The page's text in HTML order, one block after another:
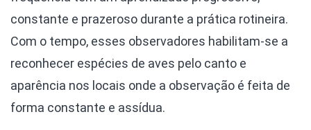
constante e prazeroso durante a prática rotineira.
Com o tempo, esses observadores habilitam-se a
reconhecer espécies de aves pelo canto e
aparência nos locais onde a observação é feita de
forma constante e assídua.